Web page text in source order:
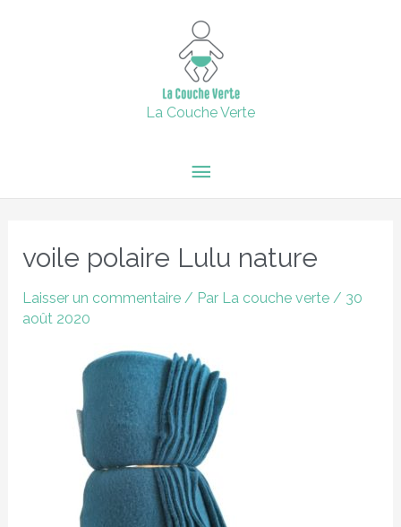
le code : 2024 + Livraison offerte en point relais dès 60€
d'achats.
Fermer
La Couche Verte
Menu
principal
voile polaire Lulu nature
Laisser un commentaire / Par La couche verte / 30
août 2020
articles